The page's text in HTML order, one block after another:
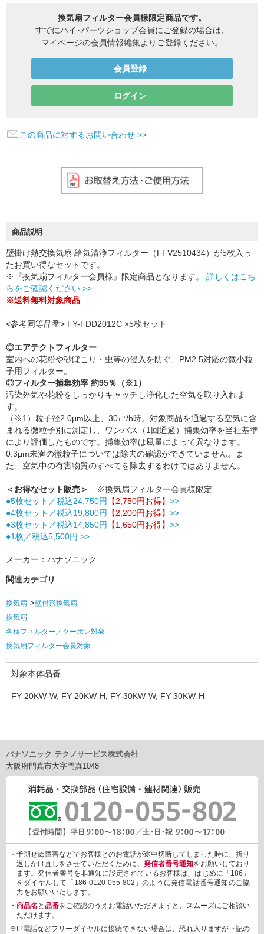
換気扇フィルター会員様限定商品です。
すでにハイ･パーツショップ会員にご登録の場合は、
マイページの会員情報編集よりご登録ください。
会員登録
ログイン
この商品に対するお問い合わせ >>
商品説明
壁掛け熱交換気扇 給気清浄フィルター（FFV2510434）が5枚入っ
たお買い得なセットです。
※『換気扇フィルター会員様』限定商品となります。 詳しくはこち
らをご確認ください >>
※送料無料対象商品
<参考同等品番> FY-FDD2012C ×5枚セット
◎エアテクトフィルター
室内への花粉や砂ぼこり・虫等の侵入を防ぐ、PM2.5対応の微小粒
子用フィルター。
◎フィルター捕集効率 約95％（※1）
汚染外気や花粉をしっかりキャッチし浄化した空気を取り入れま
す。
（※1）粒子径2.0μm以上、30㎥/h時。対象商品を通過する空気に含
まれる微粒子別に測定し、ワンパス（1回通過）捕集効率を当社基準
により評価したものです。捕集効率は風量によって異なります。
0.3μm未満の微粒子については除去の確認ができていません。ま
た、空気中の有害物質のすべてを除去するわけではありません。
＜お得なセット販売＞
※換気扇フィルター会員様限定
●5枚セット／税込24,750円
【2,750円お得】 >>
●4枚セット／税込19,800円
【2,200円お得】 >>
●3枚セット／税込14,850円
【1,650円お得】 >>
●1枚／税込5,500円 >>
メーカー：パナソニック
関連カテゴリ
換気扇
壁付形換気扇
換気扇
各種フィルター／クーポン対象
換気扇フィルター会員対象
対象本体品番
FY-20KW-W, FY-20KW-H, FY-30KW-W, FY-30KW-H
パナソニック テクノサービス株式会社
大阪府門真市大字門真1048
・予期せぬ障害などでお客様とのお電話が途中切断してしまった時に、折り
返しかけ直しをさせていただくために、 発信者番号通知をお願いしており
ます。発信者番号を非通知に設定されているお客様は、はじめに「186」
をダイヤルして「186-0120-055-802」のように発信電話番号通知のご協
力をお願いいたします。
・ 商品名 と 品番をご確認のうえお電話いただきますと、スムーズにご相談い
ただけます。
※IP電話などフリーダイヤルに接続できない場合は、恐れ入りますが下記の